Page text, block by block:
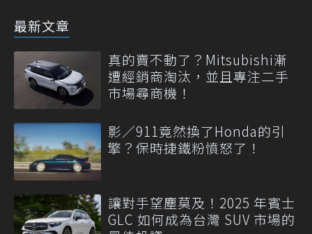
最新文章
真的賣不動了？Mitsubishi漸
遭經銷商淘汰，並且專注二手
市場尋商機！
影／911竟然換了Honda的引
擎？保時捷鐵粉憤怒了！
讓對手望塵莫及！2025 年賓士
GLC 如何成為台灣 SUV 市場的